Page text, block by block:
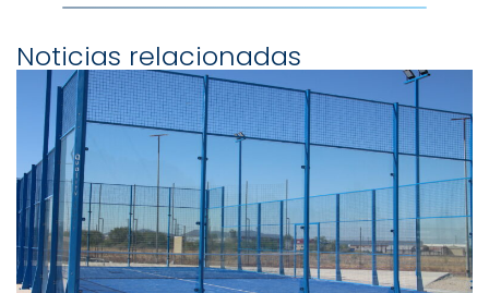
Noticias relacionadas